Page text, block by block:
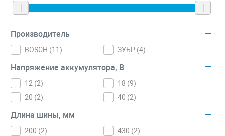
Производитель
BOSCH (11 ) ЗУБР (4)
Напряжение аккумулятора, В
12 (2) 18 (9)
20 (2) 40 (2)
Длина шины, мм
200 (2) 430 (2)